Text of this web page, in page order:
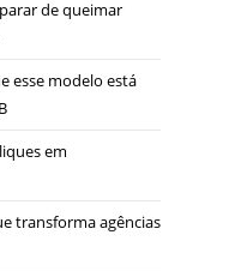
de queimar
esse modelo está
em
transforma agências